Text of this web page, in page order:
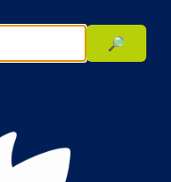
🔎